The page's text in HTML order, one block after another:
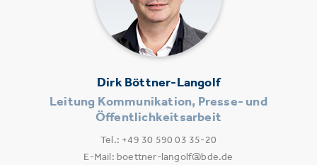
Dirk Böttner-Langolf
Leitung Kommunikation, Presse- und
Öffentlichkeitsarbeit
Tel.: +49 30 590 03 35-20
E-Mail: boettner-langolf@bde.de